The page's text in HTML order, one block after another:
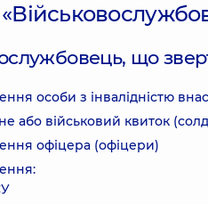
що
особи з інвалідністю
або військовий квиток
офіцера (офіцери)